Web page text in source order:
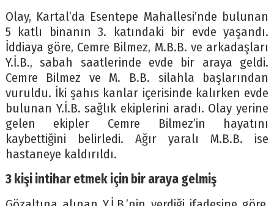
Olay, Kartal’da Esentepe Mahallesi’nde bulunan
5 katlı binanın 3. katındaki bir evde yaşandı.
İddiaya göre, Cemre Bilmez, M.B.B. ve arkadaşları
Y.İ.B., sabah saatlerinde evde bir araya geldi.
Cemre Bilmez ve M. B.B. silahla başlarından
vuruldu. İki şahıs kanlar içerisinde kalırken evde
bulunan Y.İ.B. sağlık ekiplerini aradı. Olay yerine
gelen ekipler Cemre Bilmez’in hayatını
kaybettiğini belirledi. Ağır yaralı M.B.B. ise
hastaneye kaldırıldı.
3 kişi intihar etmek için bir araya gelmiş